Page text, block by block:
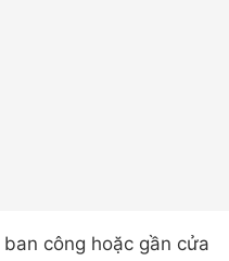
công hoặc gần cửa